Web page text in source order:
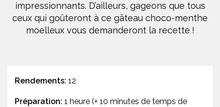
impressionnants. D’ailleurs, gageons que tous
ceux qui goûteront à ce gâteau choco-menthe
moelleux vous demanderont la recette !
Rendements: 12
Préparation: 1 heure (+ 10 minutes de temps de